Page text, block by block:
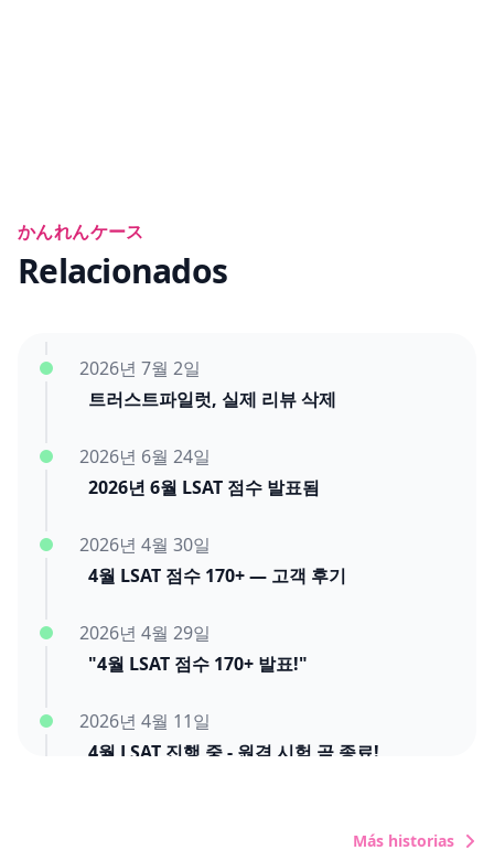
かんれんケース
Relacionados
트러스트파일럿, 실제 리뷰 삭제
2026년 7월 2일
2026년 6월 LSAT 점수 발표됨
2026년 6월 24일
4월 LSAT 점수 170+ — 고객 후기
2026년 4월 30일
"4월 LSAT 점수 170+ 발표!"
2026년 4월 29일
4월 LSAT 진행 중 - 원격 시험 곧 종료!
2026년 4월 11일
Más historias